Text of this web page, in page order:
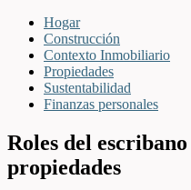
Hogar
Construcción
Contexto Inmobiliario
Propiedades
Sustentabilidad
Finanzas personales
Roles del
propiedades